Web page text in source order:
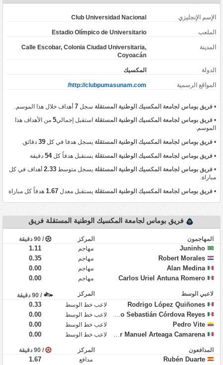
الإسم الإنجليزي Club Universidad Nacional
الملعب Estadio Olímpico de Universitario
المدينة
Calle Escobar, Colonia Ciudad Universitaria,
Coyoacán
‏الدولة المكسيك
المواقع الرسمية http://clubpumasunam.com/
• فريق بوماس لجامعة المكسيك الوطنية المستقلة سجل 7أهداف خلال هذا الموسم.
• فريق بوماس لجامعة المكسيك الوطنية المستقلة استقبل إجمالي5من الأهداف هذا
الموسم.
• فريق بوماس لجامعة المكسيك الوطنية المستقلة يسجل هدفا في كل 39دقائق.
• فريق بوماس لجامعة المكسيك الوطنية المستقلة يستقبل هدفاً كل54دقيقة
• فريق بوماس لجامعة المكسيك الوطنية المستقلة يسجل متوسط 2.33أهداف في كل
مباراة.
• فريق بوماس لجامعة المكسيك الوطنية المستقلة يستقبل معدل 1.67 هدفاً كل مباراة
فريق بوماس لجامعة المكسيك الوطنية المستقلة فريق
المهاجمون المركز / 90 دقيقة
Juninho مهاجم
1.11
Robert Morales
مهاجم
0.35
Alan Medina
مهاجم
0.00
Carlos Uriel Antuna Romero
مهاجم 0.00
لاعبي الوسط المركز / 90 دقيقة
Rodrigo López Quiñones لاعب خط الوسط
0.33
Francisco Sebastián Córdova Reyes
لاعب خط الوسط
0.00
Pedro Vite
لاعب خط الوسط
0.00
Víctor Manuel Arteaga Camarena
لاعب خط الوسط 0.00
المدافعون المركز / 90 دقيقة
Rubén Duarte مدافع
1.67